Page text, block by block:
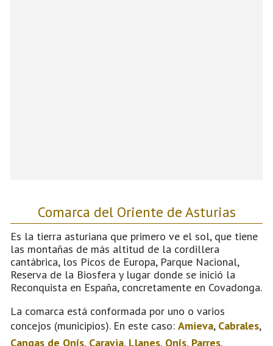
Comarca del Oriente de Asturias
Es la tierra asturiana que primero ve el sol, que tiene
las montañas de más altitud de la cordillera
cantábrica, los Picos de Europa, Parque Nacional,
Reserva de la Biosfera y lugar donde se inició la
Reconquista en España, concretamente en Covadonga.
La comarca está conformada por uno o varios
concejos (municipios). En este caso: Amieva, Cabrales,
Cangas de Onís, Caravia, Llanes, Onís, Parres,